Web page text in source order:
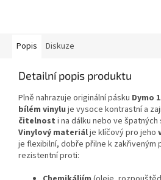
Popis Diskuze
Detailní popis produktu
Plně nahrazuje originální pásku Dymo
bílém vinylu je vysoce kontrastní a
čitelnost i na dálku nebo ve
Vinylový materiálje klíčový pro jeho
je flexibilní, dobře přilne k zakřiveným
rezistentní proti: